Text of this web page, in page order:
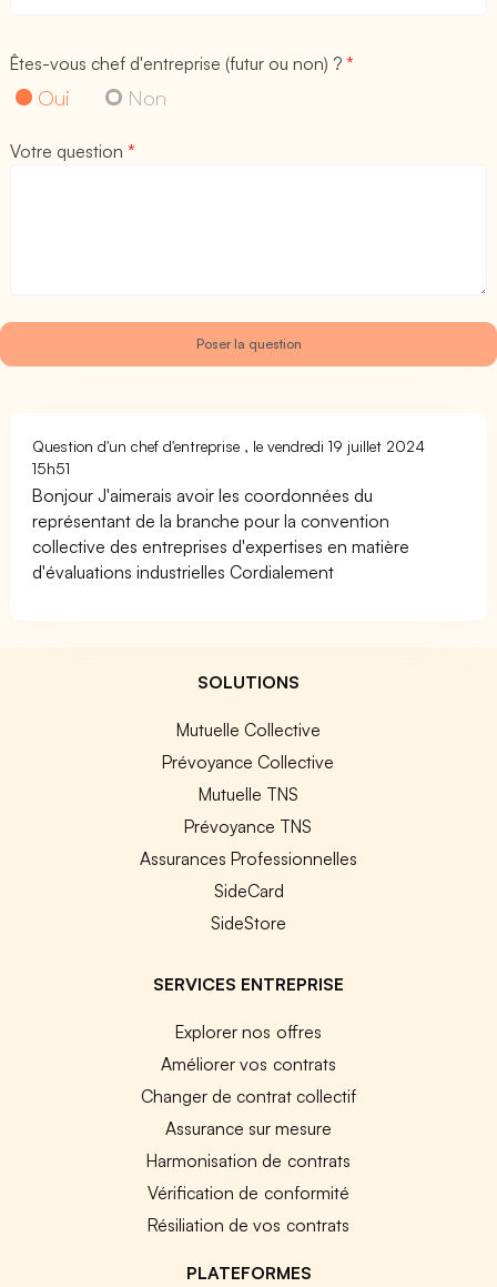
Êtes-vous chef d'entreprise (futur ou non) ?*
Oui Non
Votre question*
Question d'un chef d'entreprise , le vendredi 19 juillet 2024
15h51
Bonjour J'aimerais avoir les coordonnées du
représentant de la branche pour la convention
collective des entreprises d'expertises en matière
d'évaluations industrielles Cordialement
SOLUTIONS
Mutuelle Collective
Prévoyance Collective
Mutuelle TNS
Prévoyance TNS
Assurances Professionnelles
SideCard
SideStore
SERVICES ENTREPRISE
Explorer nos offres
Améliorer vos contrats
Changer de contrat collectif
Assurance sur mesure
Harmonisation de contrats
Vérification de conformité
Résiliation de vos contrats
PLATEFORMES